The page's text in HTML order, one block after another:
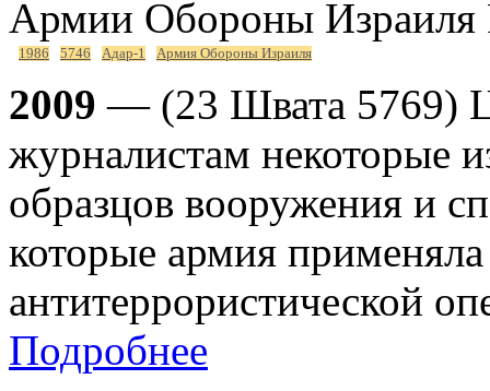
Армии Обороны
1986 5746 Адар-1 Армия Обороны Израиля
2009 — (23 Швата 5769)
журналистам некоторые
образцов вооружения и
которые армия
антитеррористической
Подробнее